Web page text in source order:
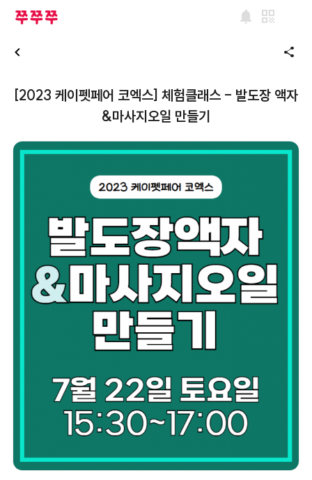
notifications qr_code
share
[2023 케이펫페어 코엑스] 체험클래스 - 발도장 액자
&마사지오일 만들기